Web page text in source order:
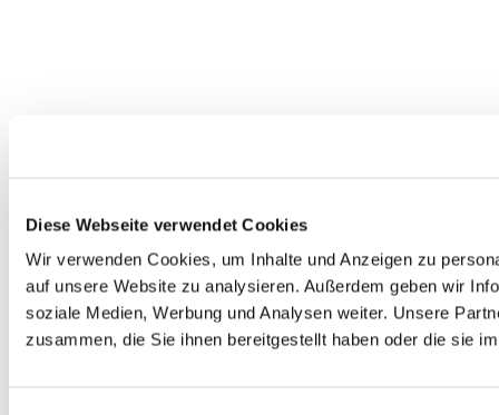
Diese Webseite verwendet Cookies
Wir verwenden Cookies, um Inhalte und Anzeigen zu
auf unsere Website zu analysieren. Außerdem geben wir
soziale Medien, Werbung und Analysen weiter. Unsere
zusammen, die Sie ihnen bereitgestellt haben oder die sie